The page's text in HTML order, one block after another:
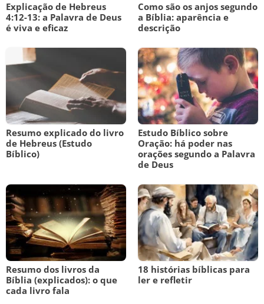
Explicação de Hebreus
4:12-13: a Palavra de Deus
é viva e eficaz
Como são os anjos segundo
a Bíblia: aparência e
descrição
Resumo explicado do livro
de Hebreus (Estudo
Bíblico)
Estudo Bíblico sobre
Oração: há poder nas
orações segundo a Palavra
de Deus
Resumo dos livros da
Bíblia (explicados): o que
cada livro fala
18 histórias bíblicas para
ler e refletir